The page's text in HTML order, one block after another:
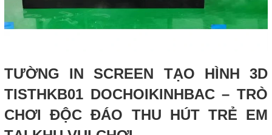
TƯỜNG IN SCREEN TẠO HÌNH 3D
TISTHKB01 DOCHOIKINHBAC – TRÒ
CHƠI ĐỘC ĐÁO THU HÚT TRẺ EM